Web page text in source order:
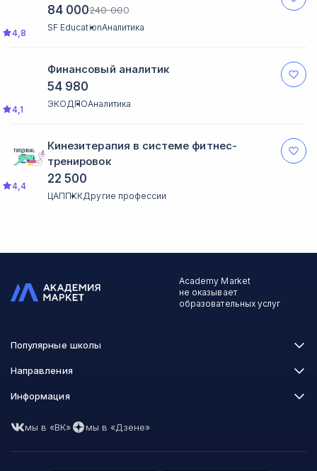
SF EducationАналитика
4,8
84 000240 000
Финансовый аналитик
ЭКОДПОАналитика
4,1
54 980
Кинезитерапия в системе фитнес-
тренировок
ЦАППККДругие профессии
4,4
22 500
Academy Market
не оказывает
образовательных услуг
Популярные школы
Skillbox
XYZ School
Skillfactory
Talentsy
Направления
Программирование
Маркетинг
Аналитика
Информация
Часто задаваемые вопросы
Пользовательское соглашение
Политика обработки данных
мы в «ВК» мы в «Дзене»